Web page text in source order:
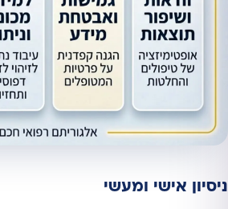
ניסיון אישי ומעשי